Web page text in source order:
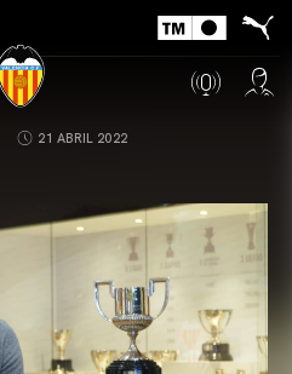
21 ABRIL 2022